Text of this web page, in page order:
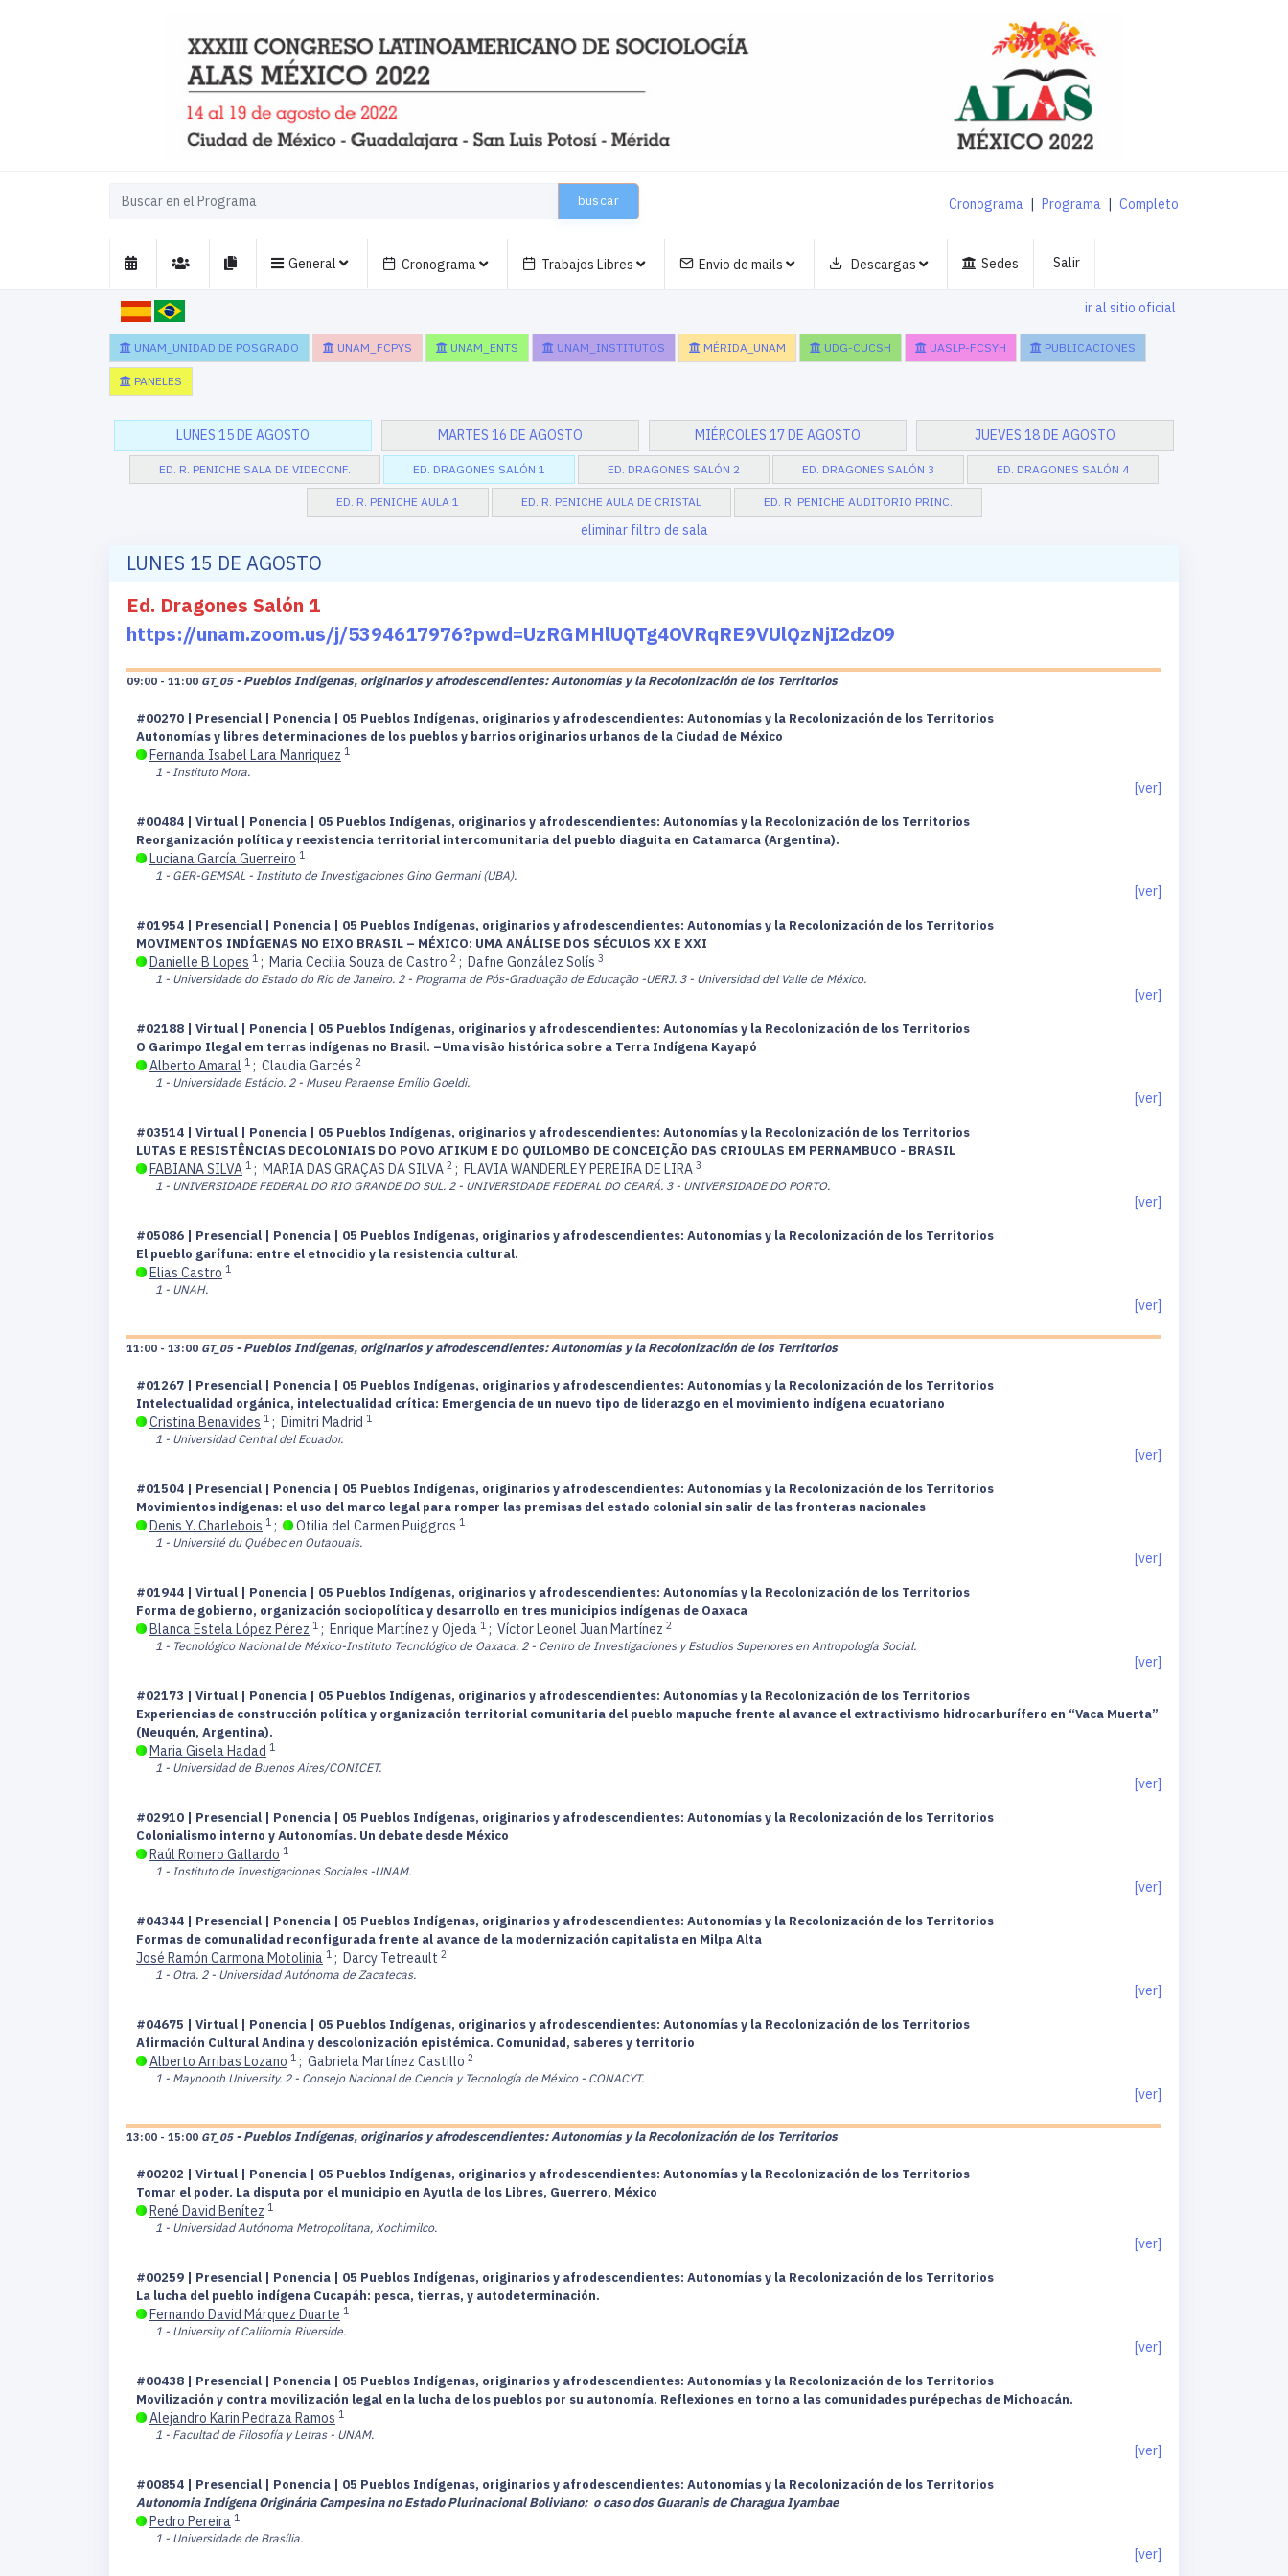
buscar Cronograma | Programa | Completo
General Cronograma Trabajos Libres Envio de mails Descargas Sedes Salir
ir al sitio oficial
UNAM_UNIDAD DE POSGRADO UNAM_FCPYS UNAM_ENTS UNAM_INSTITUTOS MÉRIDA_UNAM UDG-CUCSH UASLP-FCSYH PUBLICACIONES
PANELES
LUNES 15 DE AGOSTO MARTES 16 DE AGOSTO MIÉRCOLES 17 DE AGOSTO JUEVES 18 DE AGOSTO
ED. R. PENICHE SALA DE VIDECONF. ED. DRAGONES SALÓN 1 ED. DRAGONES SALÓN 2 ED. DRAGONES SALÓN 3 ED. DRAGONES SALÓN 4
ED. R. PENICHE AULA 1 ED. R. PENICHE AULA DE CRISTAL ED. R. PENICHE AUDITORIO PRINC.
eliminar filtro de sala
LUNES 15 DE AGOSTO
Ed. Dragones Salón 1
https://unam.zoom.us/j/5394617976?pwd=UzRGMHlUQTg4OVRqRE9VUlQzNjI2dz09
09:00 - 11:00 GT_05 - Pueblos Indígenas, originarios y afrodescendientes: Autonomías y la Recolonización de los Territorios
#00270 | Presencial | Ponencia | 05 Pueblos Indígenas, originarios y afrodescendientes: Autonomías y la Recolonización de los Territorios
Autonomías y libres determinaciones de los pueblos y barrios originarios urbanos de la Ciudad de México
Fernanda Isabel Lara Manrìquez 1
1 - Instituto Mora.
[ver]
#00484 | Virtual | Ponencia | 05 Pueblos Indígenas, originarios y afrodescendientes: Autonomías y la Recolonización de los Territorios
Reorganización política y reexistencia territorial intercomunitaria del pueblo diaguita en Catamarca (Argentina).
Luciana García Guerreiro 1
1 - GER-GEMSAL - Instituto de Investigaciones Gino Germani (UBA).
[ver]
#01954 | Presencial | Ponencia | 05 Pueblos Indígenas, originarios y afrodescendientes: Autonomías y la Recolonización de los Territorios
MOVIMENTOS INDÍGENAS NO EIXO BRASIL – MÉXICO: UMA ANÁLISE DOS SÉCULOS XX E XXI
Danielle B Lopes 1 ; Maria Cecilia Souza de Castro 2 ; Dafne González Solís 3
1 - Universidade do Estado do Rio de Janeiro. 2 - Programa de Pós-Graduação de Educação -UERJ. 3 - Universidad del Valle de México.
[ver]
#02188 | Virtual | Ponencia | 05 Pueblos Indígenas, originarios y afrodescendientes: Autonomías y la Recolonización de los Territorios
O Garimpo Ilegal em terras indígenas no Brasil. –Uma visão histórica sobre a Terra Indígena Kayapó
Alberto Amaral 1 ; Claudia Garcés 2
1 - Universidade Estácio. 2 - Museu Paraense Emílio Goeldi.
[ver]
#03514 | Virtual | Ponencia | 05 Pueblos Indígenas, originarios y afrodescendientes: Autonomías y la Recolonización de los Territorios
LUTAS E RESISTÊNCIAS DECOLONIAIS DO POVO ATIKUM E DO QUILOMBO DE CONCEIÇÃO DAS CRIOULAS EM PERNAMBUCO - BRASIL
FABIANA SILVA 1 ; MARIA DAS GRAÇAS DA SILVA 2 ; FLAVIA WANDERLEY PEREIRA DE LIRA 3
1 - UNIVERSIDADE FEDERAL DO RIO GRANDE DO SUL. 2 - UNIVERSIDADE FEDERAL DO CEARÁ. 3 - UNIVERSIDADE DO PORTO.
[ver]
#05086 | Presencial | Ponencia | 05 Pueblos Indígenas, originarios y afrodescendientes: Autonomías y la Recolonización de los Territorios
El pueblo garífuna: entre el etnocidio y la resistencia cultural.
Elias Castro 1
1 - UNAH.
[ver]
11:00 - 13:00 GT_05 - Pueblos Indígenas, originarios y afrodescendientes: Autonomías y la Recolonización de los Territorios
#01267 | Presencial | Ponencia | 05 Pueblos Indígenas, originarios y afrodescendientes: Autonomías y la Recolonización de los Territorios
Intelectualidad orgánica, intelectualidad crítica: Emergencia de un nuevo tipo de liderazgo en el movimiento indígena ecuatoriano
Cristina Benavides 1 ; Dimitri Madrid 1
1 - Universidad Central del Ecuador.
[ver]
#01504 | Presencial | Ponencia | 05 Pueblos Indígenas, originarios y afrodescendientes: Autonomías y la Recolonización de los Territorios
Movimientos indígenas: el uso del marco legal para romper las premisas del estado colonial sin salir de las fronteras nacionales
Denis Y. Charlebois 1 ; Otilia del Carmen Puiggros 1
1 - Université du Québec en Outaouais.
[ver]
#01944 | Virtual | Ponencia | 05 Pueblos Indígenas, originarios y afrodescendientes: Autonomías y la Recolonización de los Territorios
Forma de gobierno, organización sociopolítica y desarrollo en tres municipios indígenas de Oaxaca
Blanca Estela López Pérez 1 ; Enrique Martínez y Ojeda 1 ; Víctor Leonel Juan Martínez 2
1 - Tecnológico Nacional de México-Instituto Tecnológico de Oaxaca. 2 - Centro de Investigaciones y Estudios Superiores en Antropología Social.
[ver]
#02173 | Virtual | Ponencia | 05 Pueblos Indígenas, originarios y afrodescendientes: Autonomías y la Recolonización de los Territorios
Experiencias de construcción política y organización territorial comunitaria del pueblo mapuche frente al avance el extractivismo hidrocarburífero en “Vaca Muerta”
(Neuquén, Argentina).
Maria Gisela Hadad 1
1 - Universidad de Buenos Aires/CONICET.
[ver]
#02910 | Presencial | Ponencia | 05 Pueblos Indígenas, originarios y afrodescendientes: Autonomías y la Recolonización de los Territorios
Colonialismo interno y Autonomías. Un debate desde México
Raúl Romero Gallardo 1
1 - Instituto de Investigaciones Sociales -UNAM.
[ver]
#04344 | Presencial | Ponencia | 05 Pueblos Indígenas, originarios y afrodescendientes: Autonomías y la Recolonización de los Territorios
Formas de comunalidad reconfigurada frente al avance de la modernización capitalista en Milpa Alta
José Ramón Carmona Motolinia 1 ; Darcy Tetreault 2
1 - Otra. 2 - Universidad Autónoma de Zacatecas.
[ver]
#04675 | Virtual | Ponencia | 05 Pueblos Indígenas, originarios y afrodescendientes: Autonomías y la Recolonización de los Territorios
Afirmación Cultural Andina y descolonización epistémica. Comunidad, saberes y territorio
Alberto Arribas Lozano 1 ; Gabriela Martínez Castillo 2
1 - Maynooth University. 2 - Consejo Nacional de Ciencia y Tecnología de México - CONACYT.
[ver]
13:00 - 15:00 GT_05 - Pueblos Indígenas, originarios y afrodescendientes: Autonomías y la Recolonización de los Territorios
#00202 | Virtual | Ponencia | 05 Pueblos Indígenas, originarios y afrodescendientes: Autonomías y la Recolonización de los Territorios
Tomar el poder. La disputa por el municipio en Ayutla de los Libres, Guerrero, México
René David Benítez 1
1 - Universidad Autónoma Metropolitana, Xochimilco.
[ver]
#00259 | Presencial | Ponencia | 05 Pueblos Indígenas, originarios y afrodescendientes: Autonomías y la Recolonización de los Territorios
La lucha del pueblo indígena Cucapáh: pesca, tierras, y autodeterminación.
Fernando David Márquez Duarte 1
1 - University of California Riverside.
[ver]
#00438 | Presencial | Ponencia | 05 Pueblos Indígenas, originarios y afrodescendientes: Autonomías y la Recolonización de los Territorios
Movilización y contra movilización legal en la lucha de los pueblos por su autonomía. Reflexiones en torno a las comunidades purépechas de Michoacán.
Alejandro Karin Pedraza Ramos 1
1 - Facultad de Filosofía y Letras - UNAM.
[ver]
#00854 | Presencial | Ponencia | 05 Pueblos Indígenas, originarios y afrodescendientes: Autonomías y la Recolonización de los Territorios
Autonomia Indígena Originária Campesina no Estado Plurinacional Boliviano: o caso dos Guaranis de Charagua Iyambae
Pedro Pereira 1
1 - Universidade de Brasília.
[ver]